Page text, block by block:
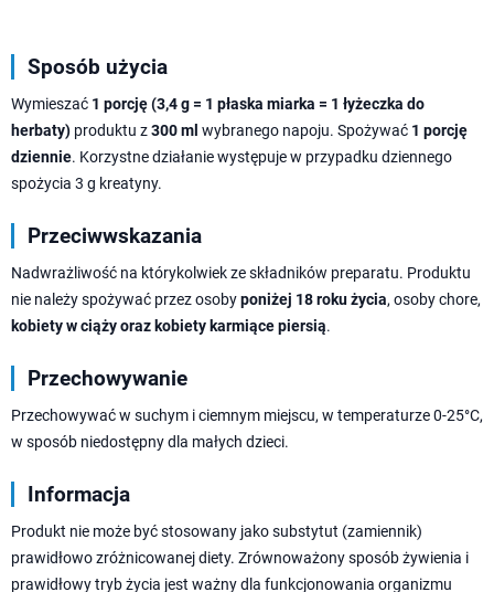
Sposób użycia
Wymieszać 1 porcję (3,4 g = 1 płaska miarka = 1 łyżeczka do
herbaty) produktu z300 ml wybranego napoju. Spożywać 1 porcję
dziennie. Korzystne działanie występuje w przypadku dziennego
spożycia 3 g kreatyny.
Przeciwwskazania
Nadwrażliwość na którykolwiek ze składników preparatu. Produktu
nie należy spożywać przez osobyponiżej 18 roku życia, osoby chore,
kobiety w ciąży oraz kobiety karmiące piersią.
Przechowywanie
Przechowywać w suchym i ciemnym miejscu, w temperaturze 0-25°C,
w sposób niedostępny dla małych dzieci.
Informacja
Produkt nie może być stosowany jako substytut (zamiennik)
prawidłowo zróżnicowanej diety. Zrównoważony sposób żywienia i
prawidłowy tryb życia jest ważny dla funkcjonowania organizmu